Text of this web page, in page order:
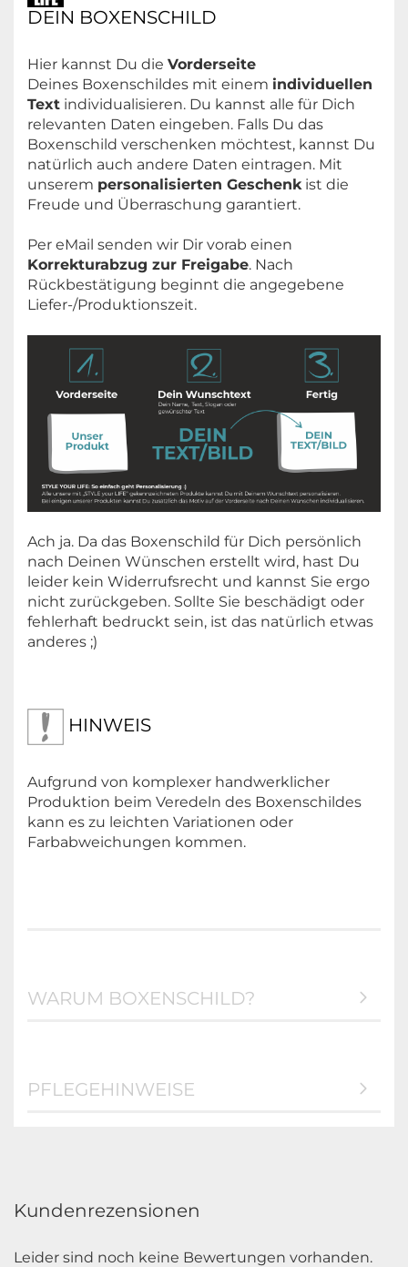
DEIN BOXENSCHILD
Hier kannst Du die Vorderseite
Deines Boxenschildes mit einem individuellen
Text individualisieren. Du kannst alle für Dich
relevanten Daten eingeben. Falls Du das
Boxenschild verschenken möchtest, kannst Du
natürlich auch andere Daten eintragen. Mit
unserem personalisierten Geschenk ist die
Freude und Überraschung garantiert.
Per eMail senden wir Dir vorab einen
Korrekturabzug zur Freigabe. Nach
Rückbestätigung beginnt die angegebene
Liefer-/Produktionszeit.
Ach ja. Da das Boxenschild für Dich persönlich
nach Deinen Wünschen erstellt wird, hast Du
leider kein Widerrufsrecht und kannst Sie ergo
nicht zurückgeben. Sollte Sie beschädigt oder
fehlerhaft bedruckt sein, ist das natürlich etwas
anderes ;)
HINWEIS
Aufgrund von komplexer handwerklicher
Produktion beim Veredeln des Boxenschildes
kann es zu leichten Variationen oder
Farbabweichungen kommen.
WARUM BOXENSCHILD?
PFLEGEHINWEISE
Kundenrezensionen
Leider sind noch keine Bewertungen vorhanden.